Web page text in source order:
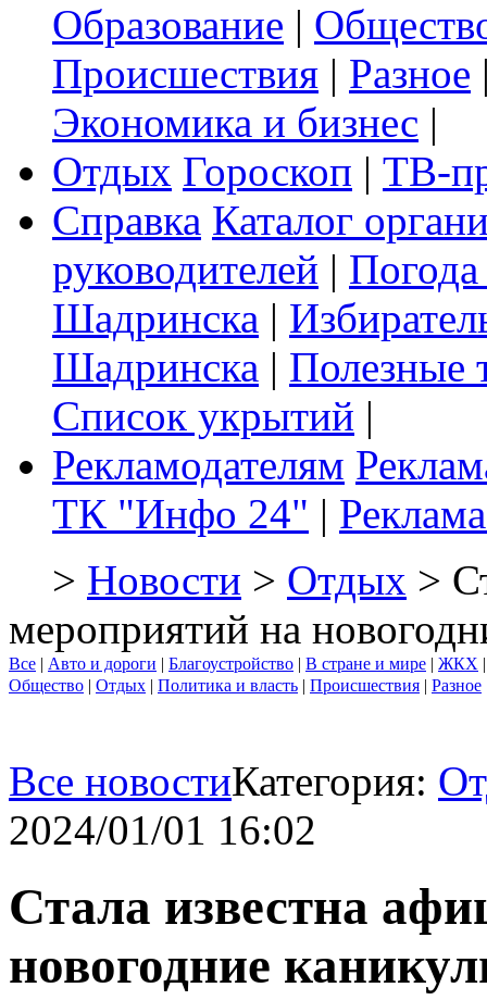
Образование |
Происшествия | Разное
Экономика и бизнес |
Отдых Гороскоп | ТВ-
Справка Каталог
руководителей |
Шадринска |
Шадринска | Полезные
Список укрытий |
Рекламодателям
ТК "Инфо 24" |
> Новости > Отдых >
мероприятий на
Все | Авто и дороги | Благоустройство | В стране и мире | ЖКХ
Общество | Отдых | Политика и власть | Происшествия | Разное
Все новостиКатегория:
2024/01/01 16:02
Стала известна
новогодние